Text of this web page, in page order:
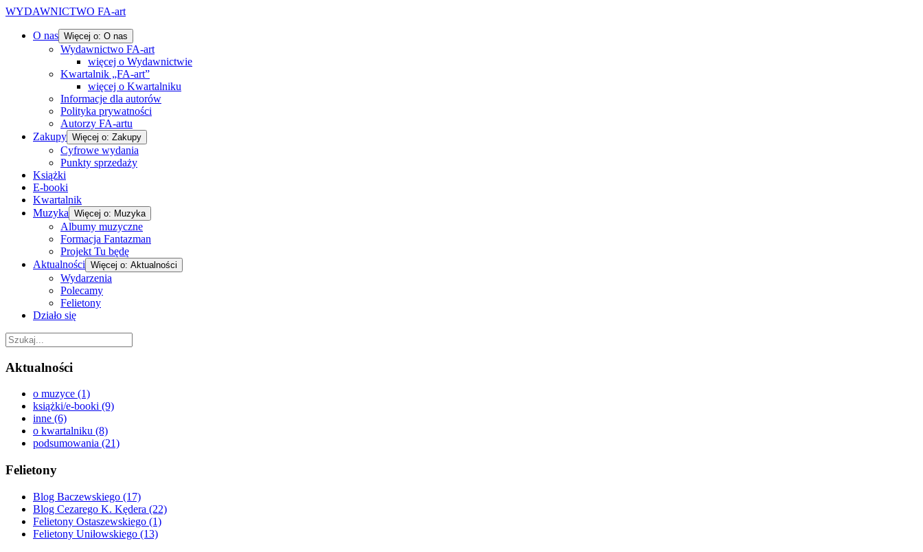
WYDAWNICTWO FA-art
O nas Więcej o: O nas
Wydawnictwo FA-art
więcej o Wydawnictwie
Kwartalnik „FA-art”
więcej o Kwartalniku
Informacje dla autorów
Polityka prywatności
Autorzy FA-artu
Zakupy Więcej o: Zakupy
Cyfrowe wydania
Punkty sprzedaży
Książki
E-booki
Kwartalnik
Muzyka Więcej o: Muzyka
Albumy muzyczne
Formacja Fantazman
Projekt Tu będę
Aktualności Więcej o: Aktualności
Wydarzenia
Polecamy
Felietony
Działo się
Aktualności
o muzyce (1)
książki/e-booki (9)
inne (6)
o kwartalniku (8)
podsumowania (21)
Felietony
Blog Baczewskiego (17)
Blog Cezarego K. Kędera (22)
Felietony Ostaszewskiego (1)
Felietony Uniłowskiego (13)